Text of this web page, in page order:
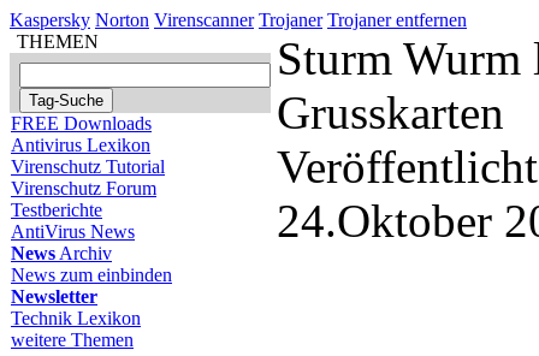
Kaspersky Norton Virenscanner Trojaner Trojaner entfernen
THEMEN
FREE Downloads
Antivirus Lexikon
Virenschutz Tutorial
Virenschutz Forum
Testberichte
AntiVirus News
News Archiv
News zum einbinden
Newsletter
Technik Lexikon
weitere Themen
Sturm
Grusskarten
24.Oktober